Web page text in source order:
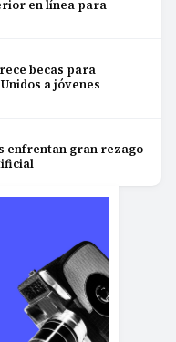
en línea para
becas para
a jóvenes
enfrentan gran rezago